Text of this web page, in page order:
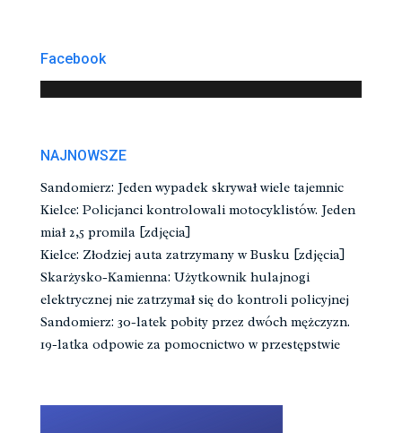
Facebook
NAJNOWSZE
Sandomierz: Jeden wypadek skrywał wiele tajemnic
Kielce: Policjanci kontrolowali motocyklistów. Jeden
miał 2,5 promila [zdjęcia]
Kielce: Złodziej auta zatrzymany w Busku [zdjęcia]
Skarżysko-Kamienna: Użytkownik hulajnogi
elektrycznej nie zatrzymał się do kontroli policyjnej
Sandomierz: 30-latek pobity przez dwóch mężczyzn.
19-latka odpowie za pomocnictwo w przestępstwie